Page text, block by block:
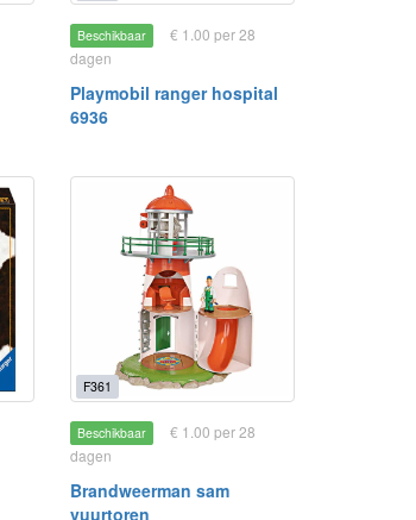
Beschikbaar
€ 1.00 per 28
dagen
Playmobil ranger hospital
6936
F361
Beschikbaar
€ 1.00 per 28
dagen
Brandweerman sam
vuurtoren